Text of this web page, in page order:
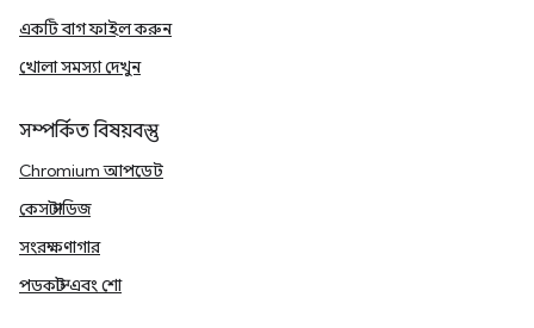
একটি বাগ ফাইল করুন
খোলা সমস্যা দেখুন
সম্পর্কিত বিষয়বস্তু
Chromium আপডেট
কেস স্টাডিজ
সংরক্ষণাগার
পডকাস্ট এবং শো